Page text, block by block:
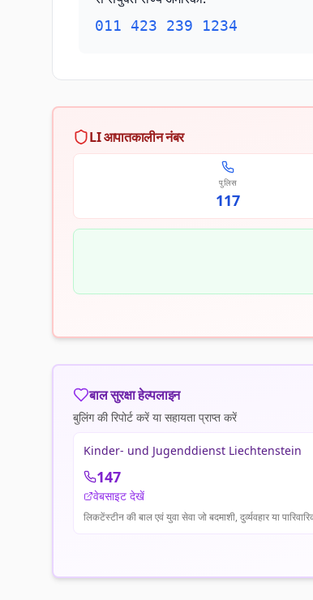
011 423 239 1234
LI आपातकालीन नंबर
पुलिस
117
बाल सुरक्षा हेल्पलाइन
बुलिंग की रिपोर्ट करें या सहायता प्राप्त करें
Kinder- und Jugenddienst Liechtenstein
147
वेबसाइट देखें
लिकटेंस्टीन की बाल एवं युवा सेवा जो बदमाशी, दुर्व्यवहार या